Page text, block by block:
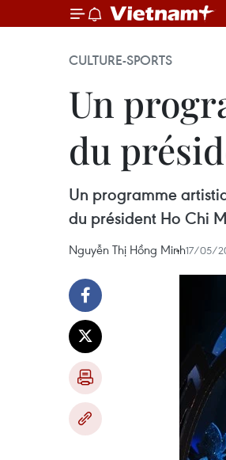
CULTURE-SPORTS
Un
du
Un programme
du président Ho Chi
Nguyễn Thị Hồng Minh17/05/